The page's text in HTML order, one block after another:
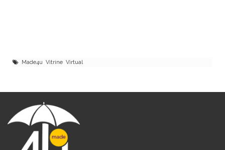
Made4u Vitrine Virtual